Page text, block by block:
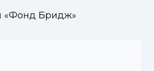
«Фонд Бридж»